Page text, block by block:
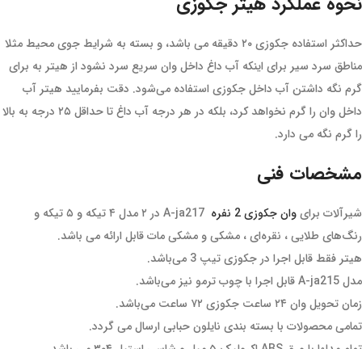
حداکثر استفاده جکوزی ۲۰ دقیقه می باشد، و بسته به شرایط جوی محیط مثلا
مناطق سرد سیر برای اینکه آب داغ داخل وان سریع سرد نشود از هیتر به برای
گرم نگه داشتن آب داخل جکوزی استفاده می‌شود. دقت بفرمایید هیتر آب
داخل وان را گرم نخواهد کرد، بلکه در هر درجه آب داغ تا حداقل ۲۵ درجه به بالا
را گرم نگه می دارد.
مشخصات فنی
شیرآلات برایوان جکوزی 2 نفره
A-ja217 در ۲ مدل ۴ تیکه و ۵ تیکه و
رنگ‌های طلایی ، نقره‌ای ، مشکی و مشکی مات قابل ارائه می باشد.
هیتر فقط قابل اجرا در جکوزی تیپ 3 می‌باشد.
مدل A-ja215 قابل اجرا با چوب ترمو نیز می‌باشد.
زمان تحویل وان ۲۴ ساعت جکوزی ۷۲ ساعت می‌باشد.
تمامی محصولات با بسته بندی نایلون حبابی ارسال می گردد.